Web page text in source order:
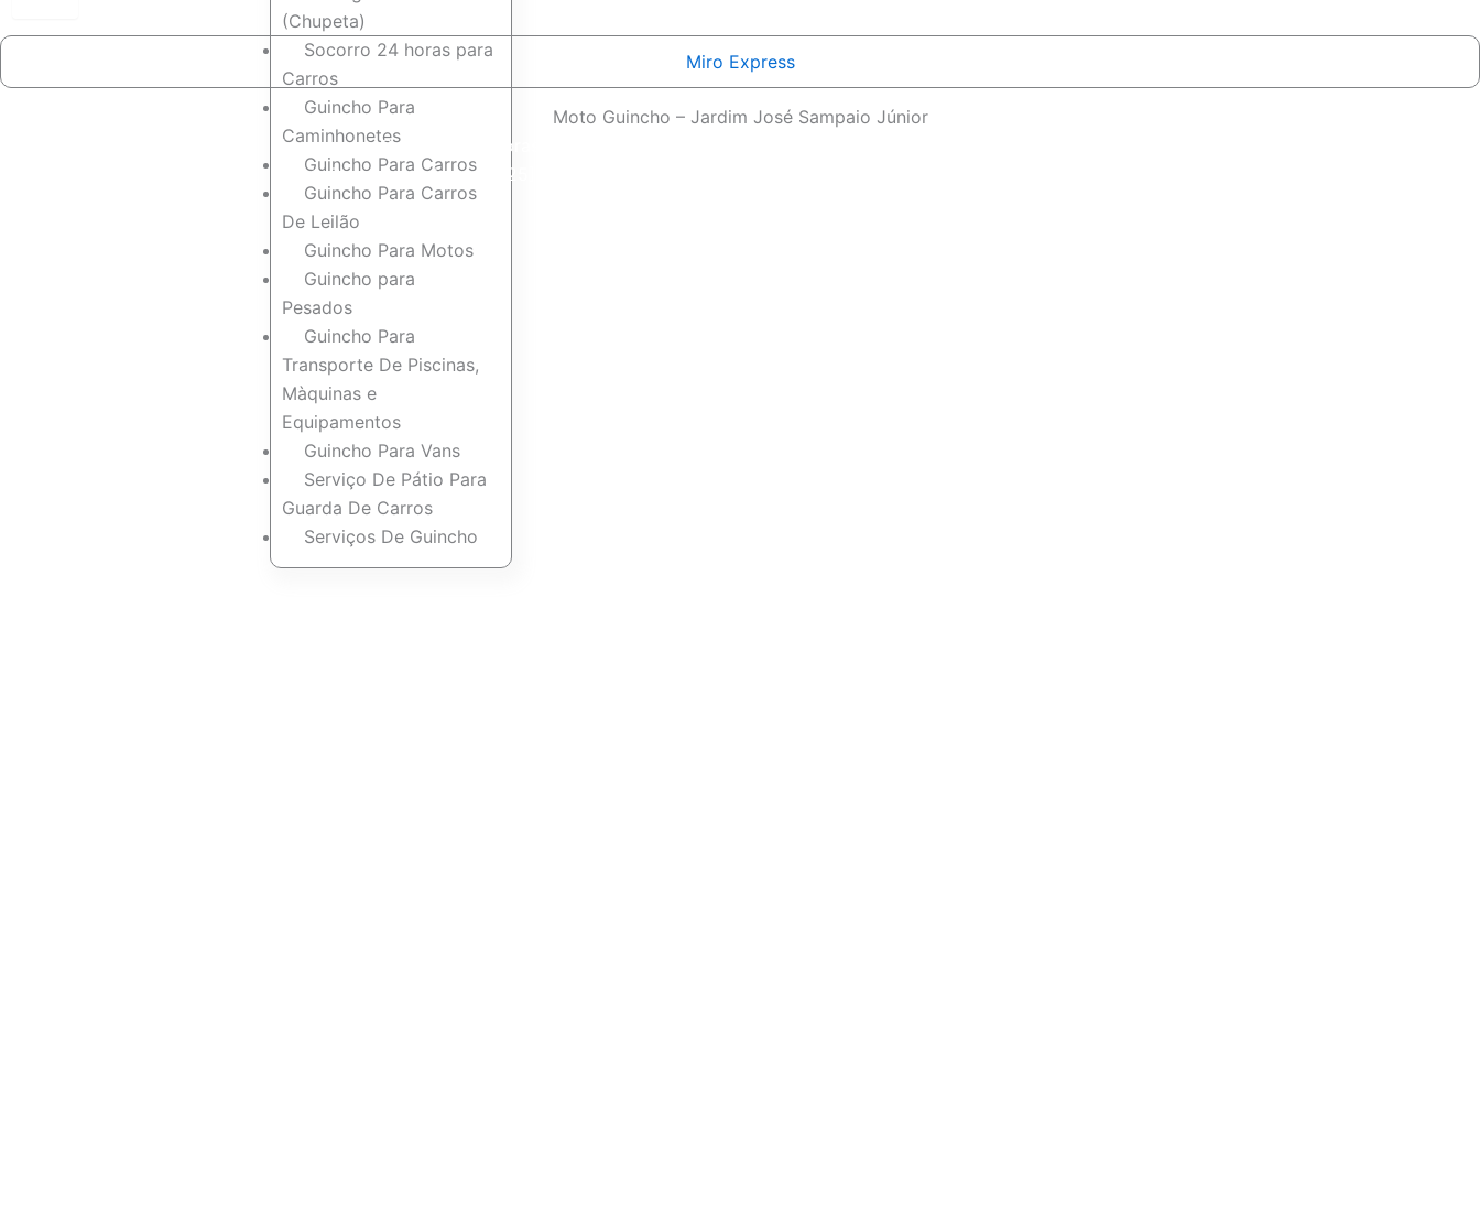
(Chupeta)
Socorro 24 horas para
Carros
Guincho Para
Caminhonetes
Guincho Para Carros
Guincho Para Carros
De Leilão
Guincho Para Motos
Guincho para
Pesados
Guincho Para
Transporte De Piscinas,
Màquinas e
Equipamentos
Guincho Para Vans
Serviço De Pátio Para
Guarda De Carros
Serviços De Guincho
Miro Express
Moto Guincho – Jardim José Sampaio Júnior
Empresa de Guinchos 24 Horas
[Mais Recomendada em 2025]
⭐⭐⭐⭐⭐